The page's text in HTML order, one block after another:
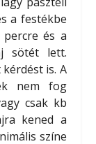
a festékbe
percre és a
sötét lett.
is. A
nem fog
csak kb
kened a
színe